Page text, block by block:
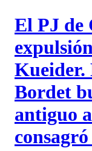
El PJ de
Kueider.
Bordet
antiguo